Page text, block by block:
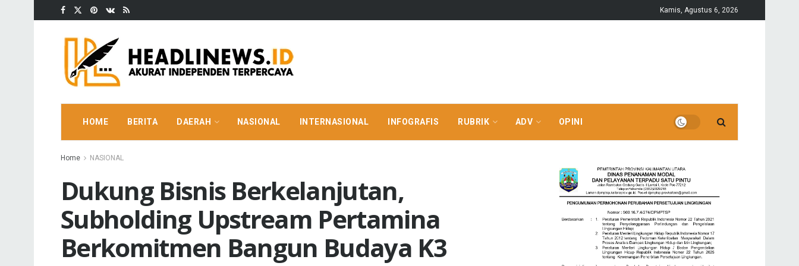
Kamis, Agustus 6, 2026
HOME BERITA DAERAH NASIONAL INTERNASIONAL INFOGRAFIS RUBRIK ADV OPINI
Home NASIONAL
Dukung Bisnis Berkelanjutan,
Subholding Upstream Pertamina
Berkomitmen Bangun Budaya K3